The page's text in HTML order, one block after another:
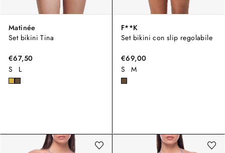
Matinée
Set bikini Tina
€67,50
S
L
F**K
Set bikini con slip regolabile
€69,00
S
M